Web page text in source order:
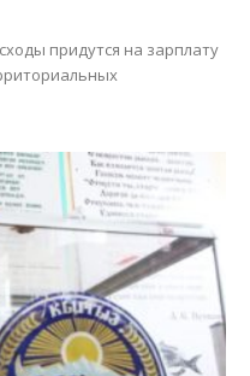
придутся на зарплату